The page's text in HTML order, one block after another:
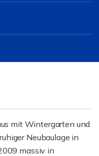
mit Wintergarten und
Neubaulage in
massiv in